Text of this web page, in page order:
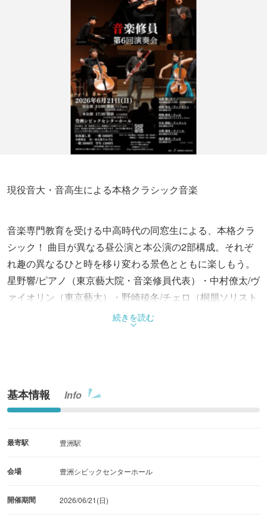
現役音大・音高生による本格クラシック音楽
音楽専門教育を受ける中高時代の同窓生による、本格クラ
シック！ 曲目が異なる昼公演と本公演の2部構成。それぞ
れ趣の異なるひと時を移り変わる景色とともに楽しもう。
星野響/ピアノ（東京藝大院・音楽修員代表）・中村僚太/ヴ
ァイオリン（東京藝大）・野崎稜冬/チェロ（桐朋ソリスト
ディプロマ）・行正敦紀/ファゴット東京藝大卒・小野颯介/
テノール（東京藝大院）・滝川桃可/チェロ（東京藝大）
続きを読む
基本情報 Info
最寄駅 豊洲駅
会場 豊洲シビックセンターホール
開催期間 2026/06/21(日)